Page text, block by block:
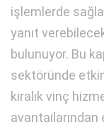
işlemlerde
yanıt
bulunuyor. Bu
sektöründe
kiralık vinç
avantajlarından